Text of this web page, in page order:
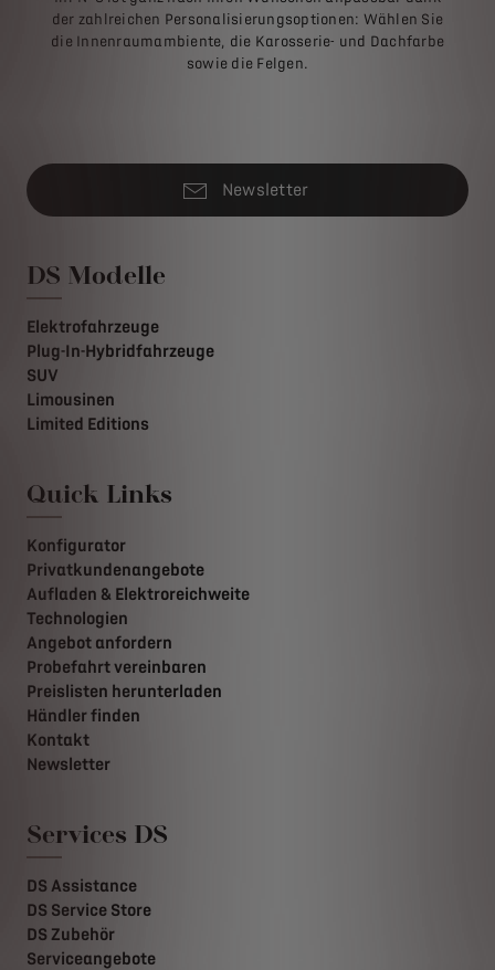
der zahlreichen Personalisierungsoptionen: Wählen Sie
die Innenraumambiente, die Karosserie- und Dachfarbe
sowie die Felgen.
Newsletter
DS Modelle
Elektrofahrzeuge
Plug-In-Hybridfahrzeuge
SUV
Limousinen
Limited Editions
Quick Links
Konfigurator
Privatkundenangebote
Aufladen & Elektroreichweite
Technologien
Angebot anfordern
Probefahrt vereinbaren
Preislisten herunterladen
Händler finden
Kontakt
Newsletter
Services DS
DS Assistance
DS Service Store
DS Zubehör
Serviceangebote